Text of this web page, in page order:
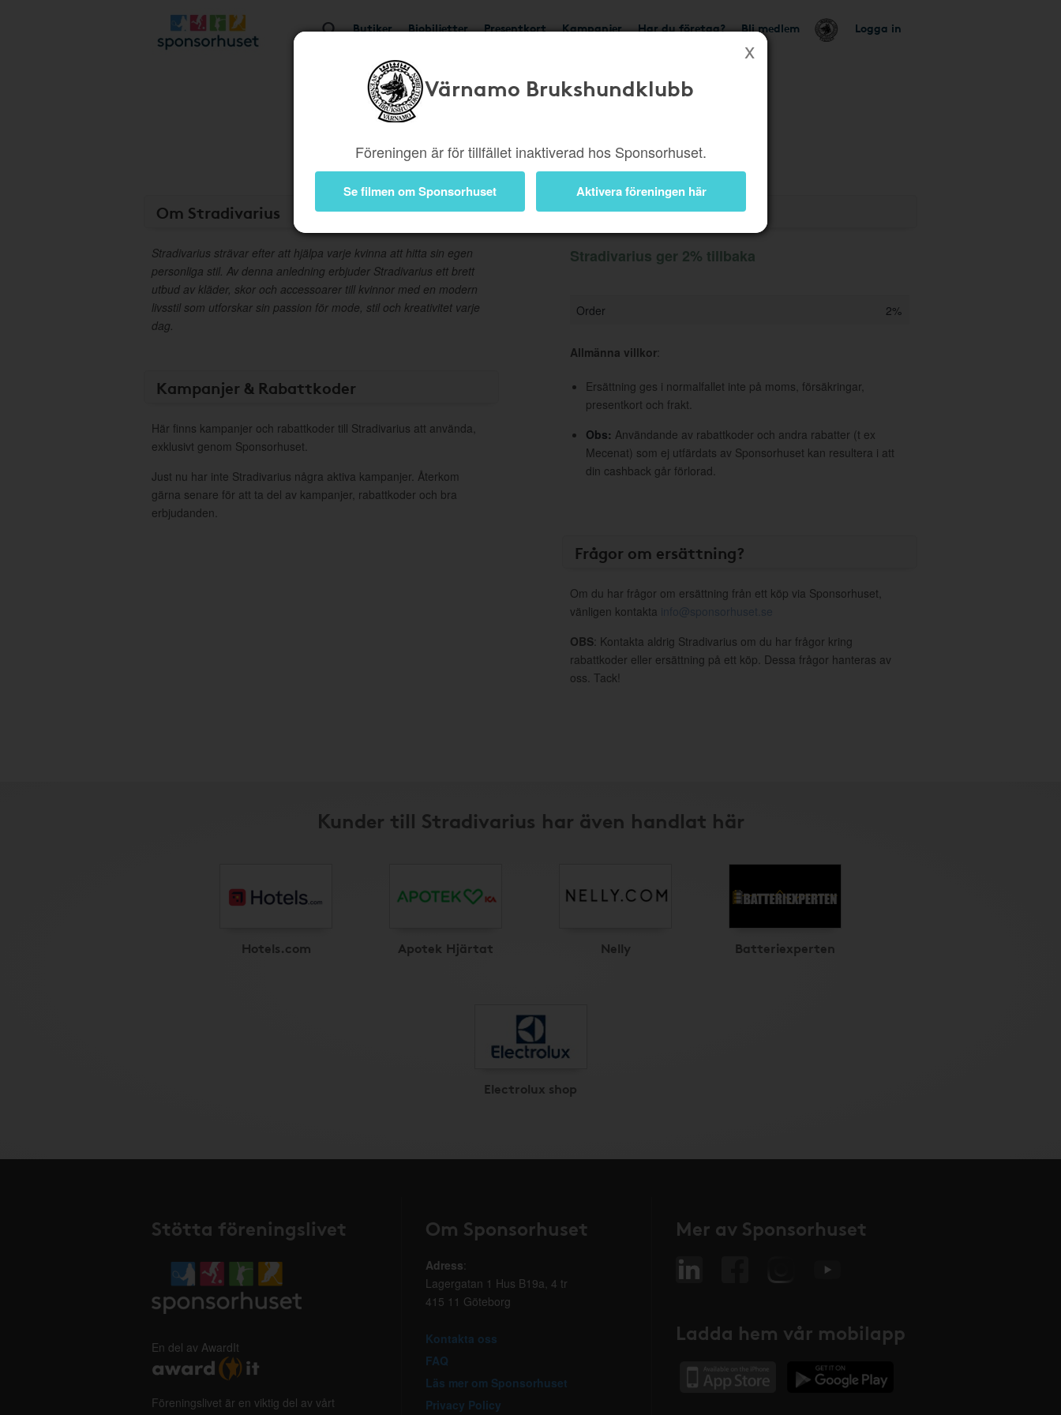
Butiker Biobiljetter Presentkort Kampanjer Har du företag? Bli medlem Logga in
Värnamo Brukshundklubb
Föreningen är för tillfället inaktiverad hos Sponsorhuset.
Se filmen om Sponsorhuset Aktivera föreningen här
Om Stradivarius
Stradivarius strävar efter att hjälpa varje kvinna att hitta sin egen
personliga stil. Av denna anledning erbjuder Stradivarius ett brett
utbud av kläder, skor och accessoarer till kvinnor med en modern
livsstil som utforskar sin passion för mode, stil och kreativitet varje
dag.
Kampanjer & Rabattkoder
Här finns kampanjer och rabattkoder till Stradivarius att använda,
exklusivt genom Sponsorhuset.
Just nu har inte Stradivarius några aktiva kampanjer. Återkom
gärna senare för att ta del av kampanjer, rabattkoder och bra
erbjudanden.
Information
Stradivarius ger 2% tillbaka
Order 2%
Allmänna villkor:
Ersättning ges i normalfallet inte på moms, försäkringar,
presentkort och frakt.
Obs: Användande av rabattkoder och andra rabatter (t ex
Mecenat) som ej utfärdats av Sponsorhuset kan resultera i att
din cashback går förlorad.
Frågor om ersättning?
Om du har frågor om ersättning från ett köp via Sponsorhuset,
vänligen kontakta info@sponsorhuset.se
OBS: Kontakta aldrig Stradivarius om du har frågor kring
rabattkoder eller ersättning på ett köp. Dessa frågor hanteras av
oss. Tack!
Kunder till Stradivarius har även handlat här
Hotels.com Apotek Hjärtat Nelly Batteriexperten
Electrolux shop
Stötta föreningslivet
En del av AwardIt
Föreningslivet är en viktig del av vårt
Om Sponsorhuset
Adress:
Lagergatan 1 Hus B19a, 4 tr
415 11 Göteborg
Kontakta oss
FAQ
Läs mer om Sponsorhuset
Privacy Policy
Mer av Sponsorhuset
Ladda hem vår mobilapp